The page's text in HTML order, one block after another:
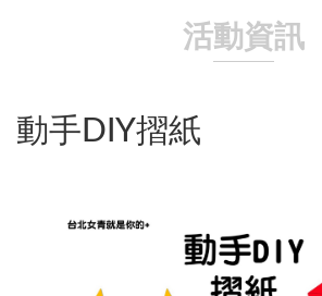
活動資訊
動手DIY摺紙